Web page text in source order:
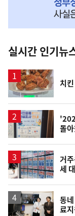
뉴
스
실시간 인기뉴
치
돌
거
세
동
료